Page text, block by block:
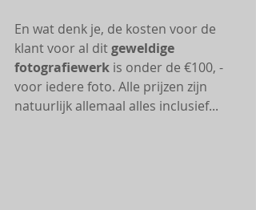
En wat denk je, de kosten voor de
klant voor al dit geweldige
fotografiewerk is onder de €100, -
voor iedere foto. Alle prijzen zijn
natuurlijk allemaal alles inclusief...